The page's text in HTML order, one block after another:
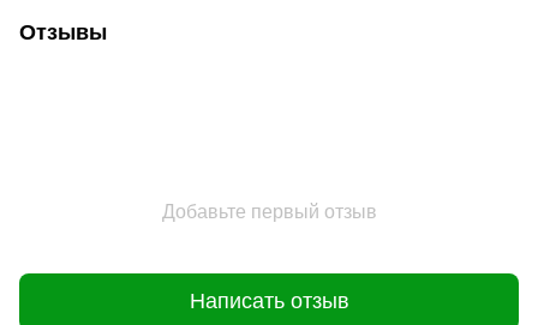
Отзывы
Добавьте первый отзыв
Написать отзыв